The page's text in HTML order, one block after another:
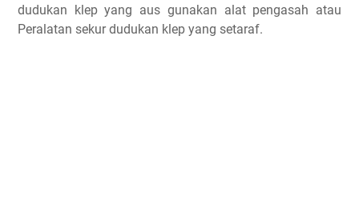
dudukan klep yang aus gunakan alat pengasah atau
Peralatan sekur dudukan klep yang setaraf.